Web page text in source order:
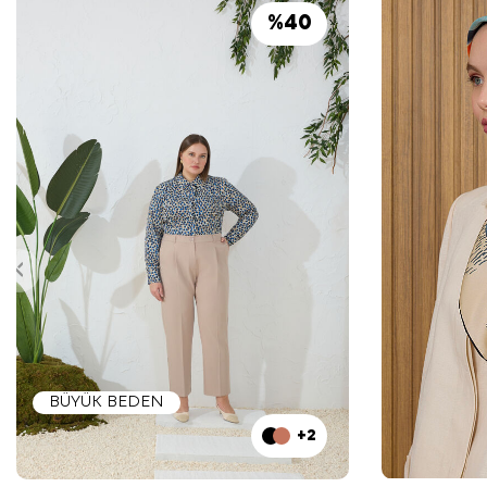
BÜYÜK BEDEN
%40
+2